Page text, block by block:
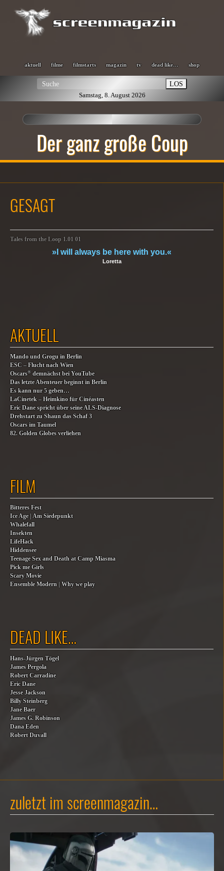
aktuell filme filmstarts magazin tv dead like… shop
LOS
Samstag, 8. August 2026
Der ganz große Coup
GESAGT
Tales from the Loop 1.01 01
»I will always be here with you.«
Loretta
AKTUELL
Mando und Grogu in Berlin
ESC – Flucht nach Wien
Oscars® demnächst bei YouTube
Das letzte Abenteuer beginnt in Berlin
Es kann nur 5 geben…
LaCinetek – Heimkino für Cinéasten
Eric Dane spricht über seine ALS-Diagnose
Drehstart zu Shaun das Schaf 3
Oscars im Taumel
82. Golden Globes verliehen
FILM
Bitteres Fest
Ice Age | Am Siedepunkt
Whalefall
Insekten
LifeHack
Hiddensee
Teenage Sex and Death at Camp Miasma
Pick me Girls
Scary Movie
Ensemble Modern | Why we play
DEAD LIKE…
Hans-Jürgen Tögel
James Pergola
Robert Carradine
Eric Dane
Jesse Jackson
Billy Steinberg
Jane Baer
James G. Robinson
Dana Eden
Robert Duvall
zuletzt im screenmagazin…